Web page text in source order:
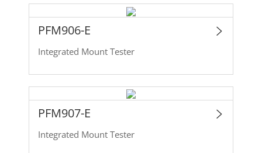
PFM906-E
Integrated Mount Tester
PFM907-E
Integrated Mount Tester